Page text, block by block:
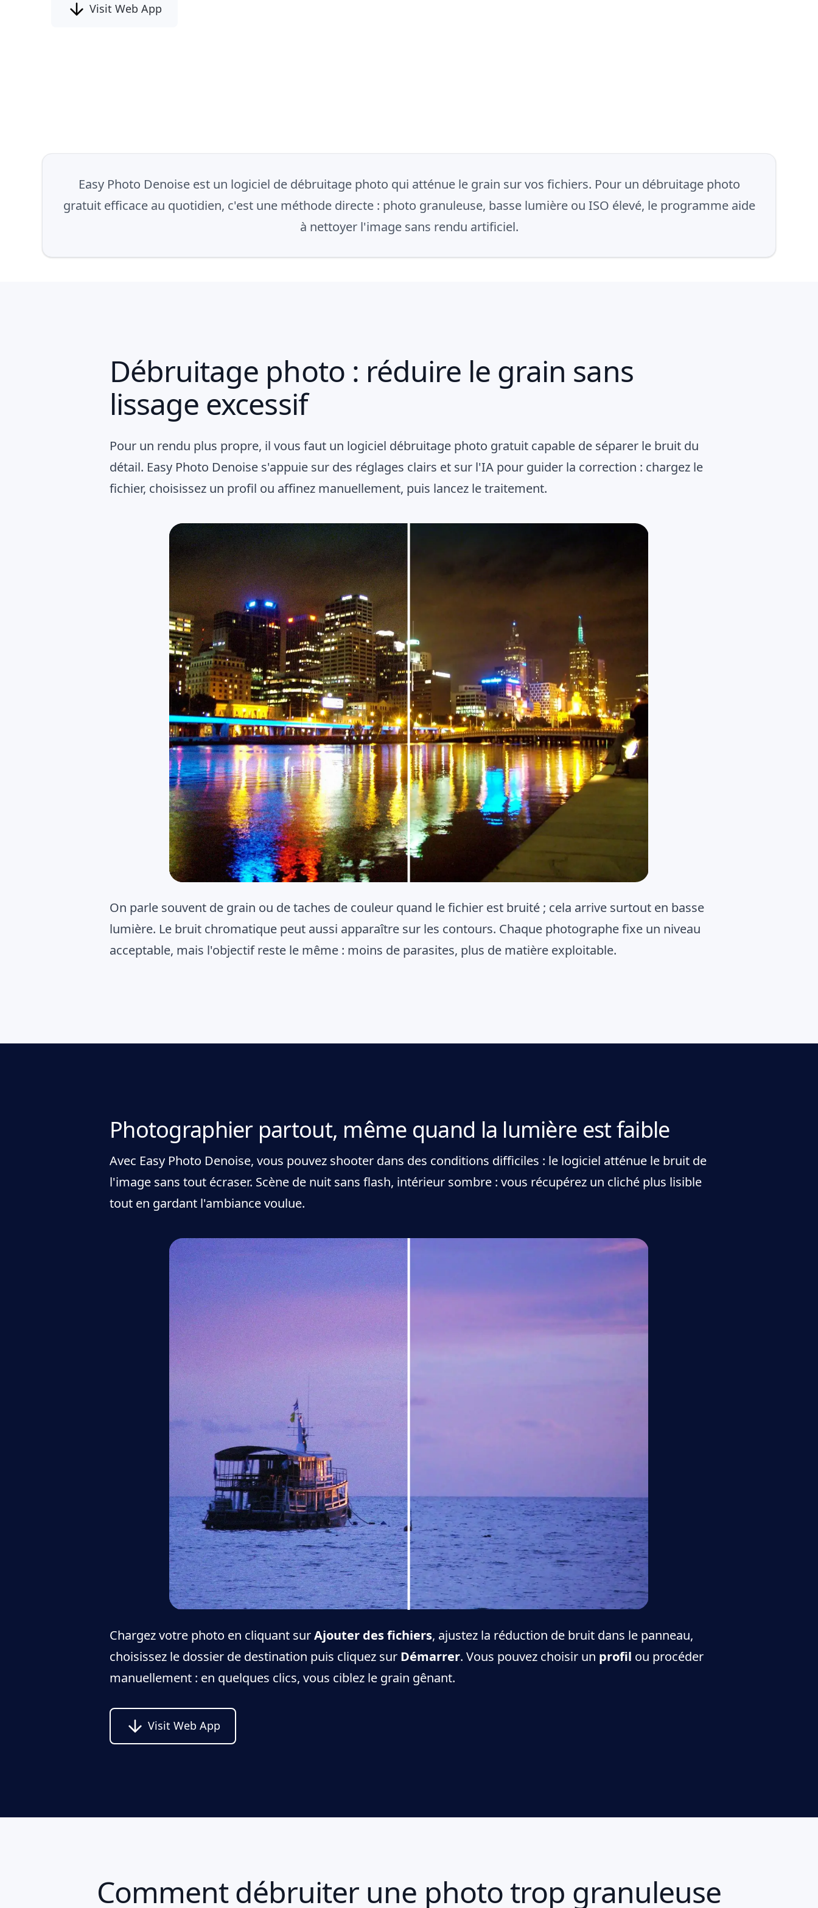
Visit Web App
Easy Photo Denoise est un logiciel de débruitage photo qui atténue le grain sur vos fichiers. Pour un débruitage photo
gratuit efficace au quotidien, c'est une méthode directe : photo granuleuse, basse lumière ou ISO élevé, le programme aide
à nettoyer l'image sans rendu artificiel.
Débruitage photo : réduire le grain sans
lissage excessif
Pour un rendu plus propre, il vous faut un logiciel débruitage photo gratuit capable de séparer le bruit du
détail. Easy Photo Denoise s'appuie sur des réglages clairs et sur l'IA pour guider la correction : chargez le
fichier, choisissez un profil ou affinez manuellement, puis lancez le traitement.
On parle souvent de grain ou de taches de couleur quand le fichier est bruité ; cela arrive surtout en basse
lumière. Le bruit chromatique peut aussi apparaître sur les contours. Chaque photographe fixe un niveau
acceptable, mais l'objectif reste le même : moins de parasites, plus de matière exploitable.
Photographier partout, même quand la lumière est faible
Avec Easy Photo Denoise, vous pouvez shooter dans des conditions difficiles : le logiciel atténue le bruit de
l'image sans tout écraser. Scène de nuit sans flash, intérieur sombre : vous récupérez un cliché plus lisible
tout en gardant l'ambiance voulue.
Chargez votre photo en cliquant surAjouter des fichiers, ajustez la réduction de bruit dans le panneau,
choisissez le dossier de destination puis cliquez sur Démarrer. Vous pouvez choisir un profil ou procéder
manuellement : en quelques clics, vous ciblez le grain gênant.
Visit Web App
Comment débruiter une photo trop granuleuse